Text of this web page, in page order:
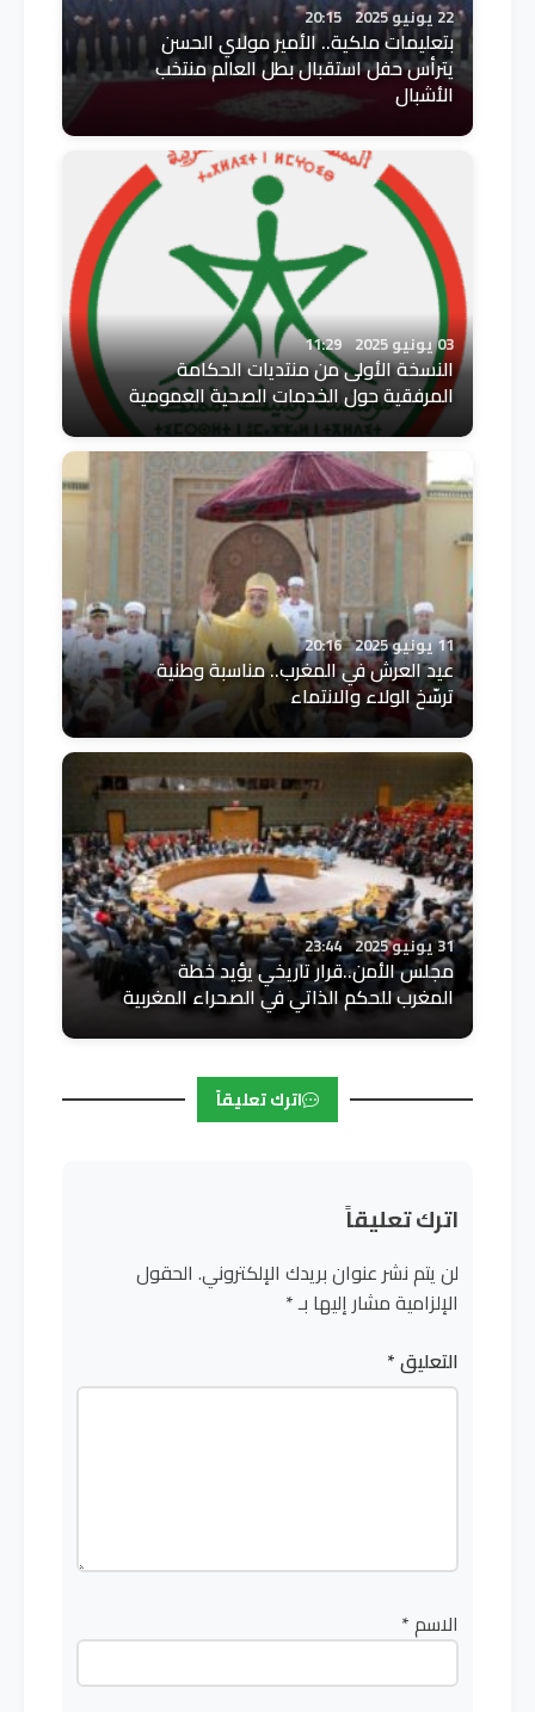
22 يونيو 2025 20:15
بتعليمات ملكية.. الأمير مولاي الحسن
يترأس حفل استقبال بطل العالم منتخب
الأشبال
03 يونيو 2025 11:29
النسخة الأولى من منتديات الحكامة
المرفقية حول الخدمات الصحية العمومية
11 يونيو 2025 20:16
عيد العرش في المغرب.. مناسبة وطنية
ترسّخ الولاء والانتماء
31 يونيو 2025 23:44
مجلس الأمن..قرار تاريخي يؤيد خطة
المغرب للحكم الذاتي في الصحراء المغربية
اترك تعليقاً
اترك تعليقاً
لن يتم نشر عنوان بريدك الإلكتروني. الحقول
الإلزامية مشار إليها بـ*
التعليق*
الاسم*